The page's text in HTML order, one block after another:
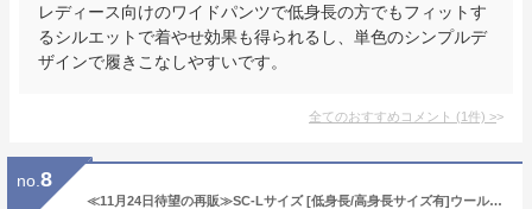
レディース向けのワイドパンツで低身長の方でもフィットす
るシルエットで着やせ効果も得られるし、単色のシンプルデ
ザインで履きこなしやすいです。
全てのおすすめコメント (1件) >
no. 8
≪11月24日待望の再販≫SC-Lサイズ [低身長/高身長サイズ有]ウール混起毛チェックフレアロングスカート レディース 秋 冬 / スカート 起毛スカート ウール